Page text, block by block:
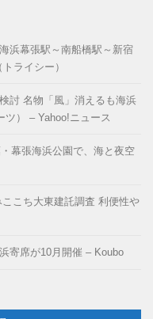
浜幕張駅～南船橋駅～新宿
ライシー）
討 名物「風」消えるも海浜
） – Yahoo!ニュース
幕張海浜公園で、海と夜空
こち大東建託調査 利便性や
寄席が10月開催 – Koubo